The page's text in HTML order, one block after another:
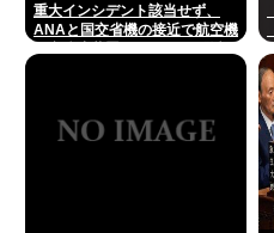
重大インシデント該当せず、
ANAと国交省機の接近で航空機